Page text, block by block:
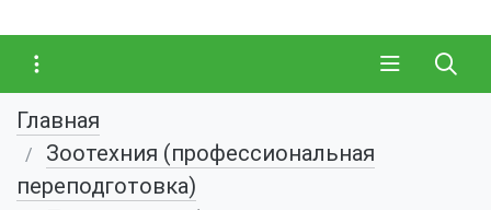
Главная
Зоотехния (профессиональная
переподготовка)